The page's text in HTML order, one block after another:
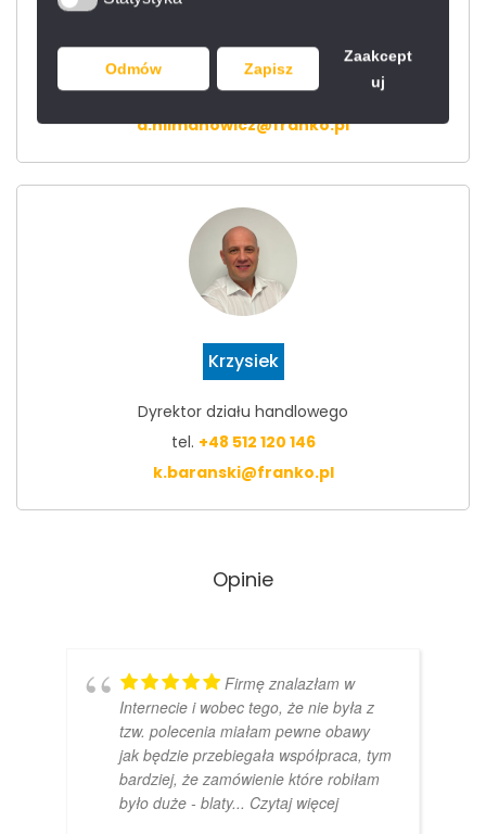
Odmów Zapisz
Zaakcept
uj
Doradca techniczno - handlowy
tel.+48 513 074 534
d.hilmanowicz@franko.pl
Krzysiek
Dyrektor działu handlowego
tel. +48 512 120 146
k.baranski@franko.pl
Opinie
Firmę znalazłam w
Internecie i wobec tego, że nie była z
tzw. polecenia miałam pewne obawy
jak będzie przebiegała współpraca, tym
bardziej, że zamówienie które robiłam
było duże - blaty... Czytaj więcej